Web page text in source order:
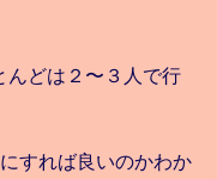
と評価されています。
んどは２〜３人で行
すれば良いのかわか